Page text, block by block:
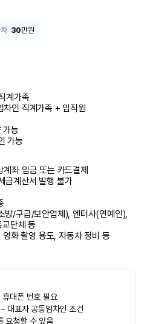
30만원
계가족
차인 직계가족 + 임직원
가능
가능
계좌 입금 또는 카드결제
금계산서 발행 불가
방/구급/보안업체), 엔터사(연예인),
단체 등
영화 촬영 용도, 자동차 정비 등
대폰 번호 필요
대표자 공동임차인 조건
요청할 수 있음